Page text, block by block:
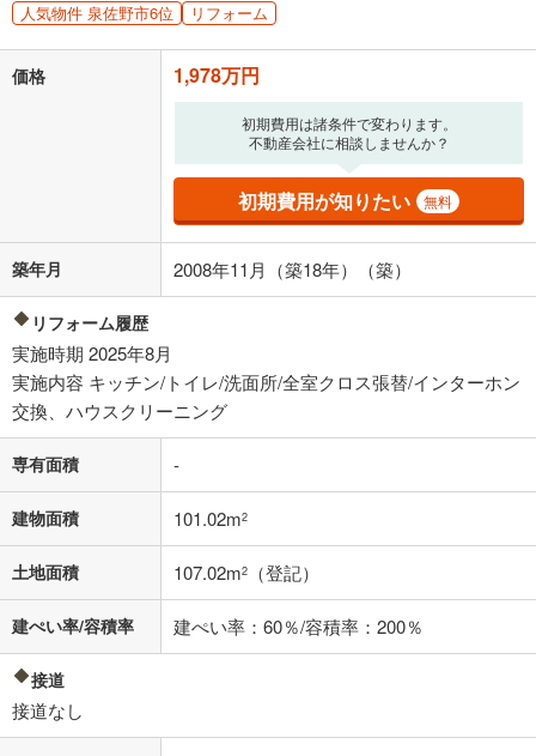
「金利」については、ご利用を予定されている金融機関等にご確認の
上、ご自身での入力をお願いいたします。初期設定で自動入力されてい
る値は、実際の金融機関等における貸出金利とは何ら関係がなく、実際
の金融機関等における貸出金利を何ら保証するものではありません。返
済方法「元利均等返済」にて算出しております。入力された金利を35年
適用した場合の計算結果を表示しています。
その他月額費用や、初期費用がかかります。ご注意ください。実際にお
借り入れの際は各金融機関等に、必ずご自身でご確認をお願いいたしま
不動産会社に購入相談をする
人気物件 泉佐野市6位 リフォーム
価格 1,978万円
初期費用は諸条件で変わります。
不動産会社に相談しませんか？
初期費用が知りたい 無料
築年月 2008年11月（築18年）（築）
リフォーム履歴
実施時期 2025年8月
実施内容 キッチン/トイレ/洗面所/全室クロス張替/インターホン
交換、ハウスクリーニング
専有面積 -
建物面積 101.02m2
土地面積 107.02m2 （登記）
建ぺい率/容積率 建ぺい率：60％/容積率：200％
接道
接道なし